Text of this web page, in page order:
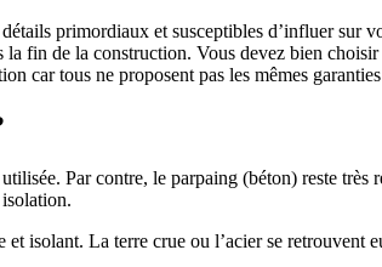
primordiaux et susceptibles d’influer sur
la fin de la construction. Vous devez bien
tous ne proposent pas les mêmes
Par contre, le parpaing (béton) reste très
isolant. La terre crue ou l’acier se retrouvent